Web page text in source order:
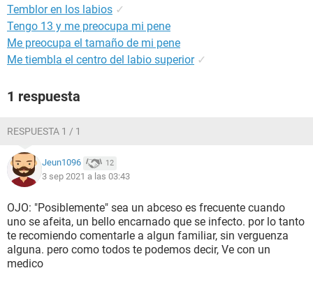
Temblor en los labios ✓
Tengo 13 y me preocupa mi pene
Me preocupa el tamaño de mi pene
Me tiembla el centro del labio superior ✓
1 respuesta
RESPUESTA 1 / 1
Jeun1096 12
3 sep 2021 a las 03:43
OJO: "Posiblemente" sea un abceso es frecuente cuando
uno se afeita, un bello encarnado que se infecto. por lo tanto
te recomiendo comentarle a algun familiar, sin verguenza
alguna. pero como todos te podemos decir, Ve con un
medico